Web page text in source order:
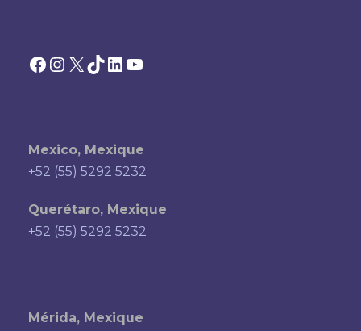
Facebook Instagram X TikTok LinkedIn YouTube
Mexico, Mexique
+52 (55) 5292 5232
Querétaro, Mexique
+52 (55) 5292 5232
Mérida, Mexique